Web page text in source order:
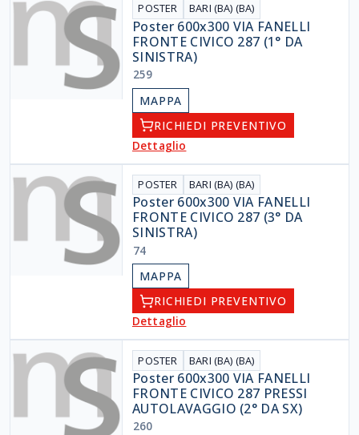
POSTER BARI (BA) (BA)
Poster 600x300 VIA FANELLI
FRONTE CIVICO 287 (1° DA
SINISTRA)
259
MAPPA
RICHIEDI PREVENTIVO
Dettaglio
POSTER BARI (BA) (BA)
Poster 600x300 VIA FANELLI
FRONTE CIVICO 287 (3° DA
SINISTRA)
74
MAPPA
RICHIEDI PREVENTIVO
Dettaglio
POSTER BARI (BA) (BA)
Poster 600x300 VIA FANELLI
FRONTE CIVICO 287 PRESSI
AUTOLAVAGGIO (2° DA SX)
260